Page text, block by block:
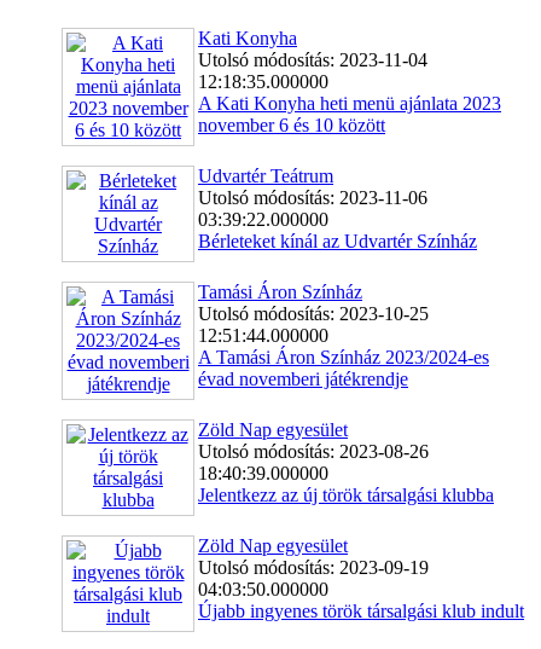
Kati Konyha
Utolsó módosítás: 2023-11-04
12:18:35.000000
A Kati Konyha heti menü ajánlata 2023
november 6 és 10 között
Udvartér Teátrum
Utolsó módosítás: 2023-11-06
03:39:22.000000
Bérleteket kínál az Udvartér Színház
Tamási Áron Színház
Utolsó módosítás: 2023-10-25
12:51:44.000000
A Tamási Áron Színház 2023/2024-es
évad novemberi játékrendje
Zöld Nap egyesület
Utolsó módosítás: 2023-08-26
18:40:39.000000
Jelentkezz az új török társalgási klubba
Zöld Nap egyesület
Utolsó módosítás: 2023-09-19
04:03:50.000000
Újabb ingyenes török társalgási klub indult